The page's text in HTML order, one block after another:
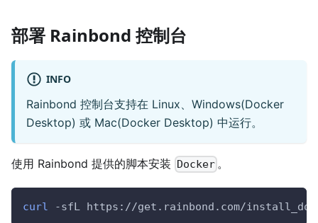
部署 Rainbond 控制台
INFO
Rainbond 控制台支持在 Linux、Windows(Docker
Desktop) 或 Mac(Docker Desktop) 中运行。
使用 Rainbond 提供的脚本安装 Docker 。
curl -sfL https://get.rainbond.com/